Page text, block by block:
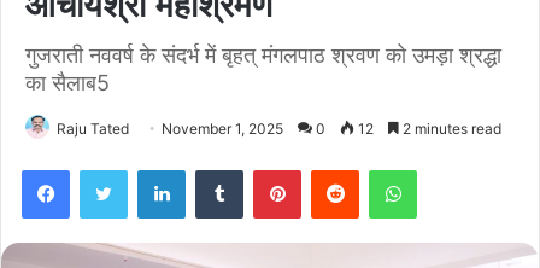
गुजराती नववर्ष के संदर्भ में बृहत् मंगलपाठ श्रवण को उमड़ा श्रद्धा
का सैलाब5
Raju Tated November 1, 2025 0 12 2 minutes read
FacebookTwitter LinkedInTumblr PinterestReddit WhatsApp